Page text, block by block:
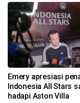
Emery apresiasi
Indonesia All Stars
hadapi Aston Villa